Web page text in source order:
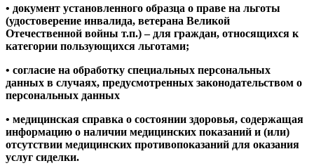
• документ установленного образца о праве на льготы
(удостоверение инвалида, ветерана Великой
Отечественной войны т.п.) – для граждан, относящихся к
категории пользующихся льготами;
• согласие на обработку специальных персональных
данных в случаях, предусмотренных законодательством о
персональных данных
• медицинская справка о состоянии здоровья, содержащая
информацию о наличии медицинских показаний и (или)
отсутствии медицинских противопоказаний для оказания
услуг сиделки.